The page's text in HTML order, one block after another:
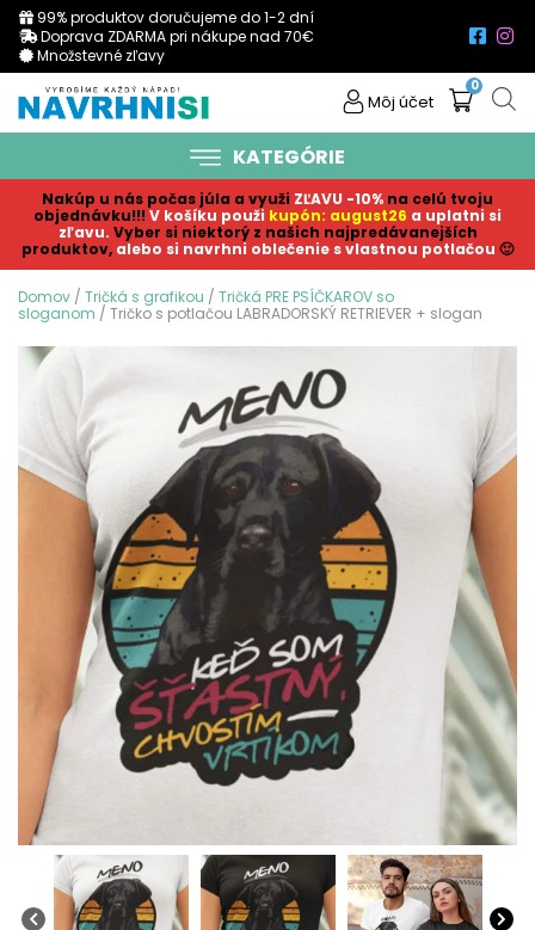
99% produktov doručujeme do 1-2 dní
Doprava ZDARMA pri nákupe nad 70€
Množstevné zľavy
Môj účet
0
KATEGÓRIE
Nakúp u nás počas júla a využi ZĽAVU -10% na celú tvoju
objednávku!!! V košíku použi kupón: august26 a uplatni si
zľavu. Vyber si niektorý z našich najpredávanejších
produktov, alebo si navrhni oblečenie s vlastnou potlačou 🙂
Domov / Tričká s grafikou / Tričká PRE PSÍČKAROV so
sloganom / Tričko s potlačou LABRADORSKÝ RETRIEVER + slogan